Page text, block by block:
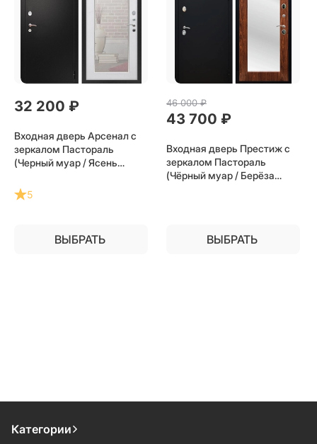
32 200 ₽
Входная дверь Арсенал с
зеркалом Пастораль
(Черный муар / Ясень
квартиру
5
ВЫБРАТЬ
46 000 ₽
43 700 ₽
Входная дверь Престиж с
зеркалом Пастораль
(Чёрный муар / Берёза
ВЫБРАТЬ
Категории